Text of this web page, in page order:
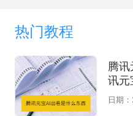
热门教程
腾讯
讯元
日期